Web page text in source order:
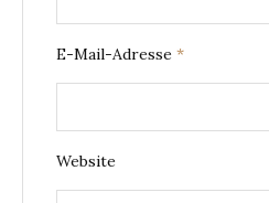
E-Mail-Adresse *
Website